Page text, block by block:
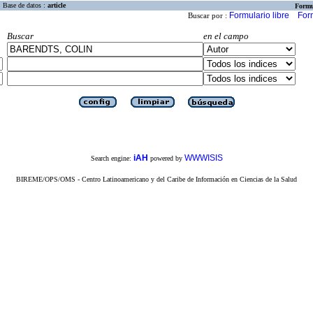
Base de datos : article
Buscar por : Formulario libre
Buscar
en el campo
Search engine: iAH powered by WWWISIS
BIREME/OPS/OMS - Centro Latinoamericano y del Caribe de Información en Ciencias de la Salud